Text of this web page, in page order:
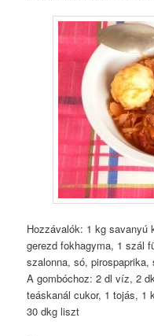
Hozzávalók: 1 kg savanyú
gerezd fokhagyma, 1 szál
szalonna, só,
A gombóchoz: 2 dl víz, 2
teáskanál cukor, 1 tojás, 1
30 dkg liszt